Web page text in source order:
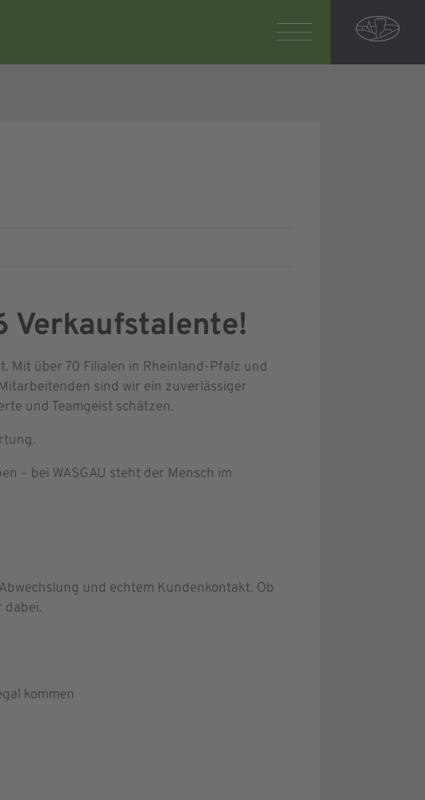
Verkaufstalente!
Mit über 70 Filialen in Rheinland-Pfalz und
sind wir ein zuverlässiger
und Teamgeist schätzen.
– bei WASGAU steht der​ Mensch im
und echtem Kundenkontakt. Ob
dabei.
kommen